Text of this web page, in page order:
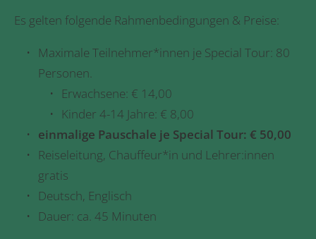
Es gelten folgende Rahmenbedingungen & Preise:
Maximale Teilnehmer*innen je Special Tour: 80
Personen.
Erwachsene: € 14,00
Kinder 4-14 Jahre: € 8,00
einmalige Pauschale je Special Tour: € 50,00
Reiseleitung, Chauffeur*in und Lehrer:innen
gratis
Deutsch, Englisch
Dauer: ca. 45 Minuten